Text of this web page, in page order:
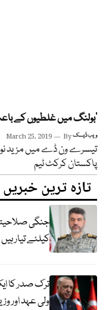
’بولنگ میں غلطیوں کے
March 25, 2019 Byویب ڈیسک
تیسرے ون ڈے میں مزید
پاکستان کرکٹ ٹیم
تازہ ترین خبریں
جنگی
کیلئے تیار ہیں
ترک صدر کا
ولی عہد اور